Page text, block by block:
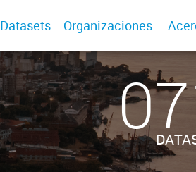
Datasets Organizaciones